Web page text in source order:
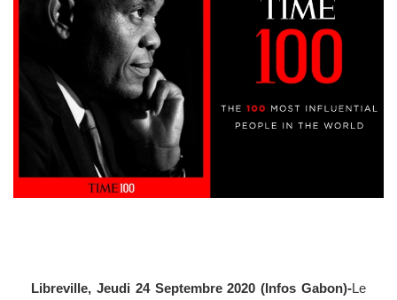
Libreville, Jeudi 24 Septembre 2020 (Infos Gabon)-Le